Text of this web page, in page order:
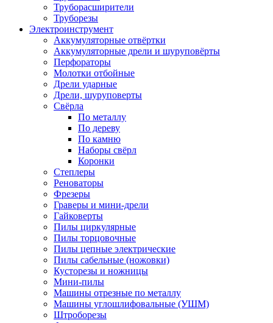
Труборасширители
Труборезы
Электроинструмент
Аккумуляторные отвёртки
Аккумуляторные дрели и шуруповёрты
Перфораторы
Молотки отбойные
Дрели ударные
Дрели, шуруповерты
Свёрла
По металлу
По дереву
По камню
Наборы свёрл
Коронки
Степлеры
Реноваторы
Фрезеры
Граверы и мини-дрели
Гайковерты
Пилы циркулярные
Пилы торцовочные
Пилы цепные электрические
Пилы сабельные (ножовки)
Кусторезы и ножницы
Мини-пилы
Машины отрезные по металлу
Машины углошлифовальные (УШМ)
Штроборезы